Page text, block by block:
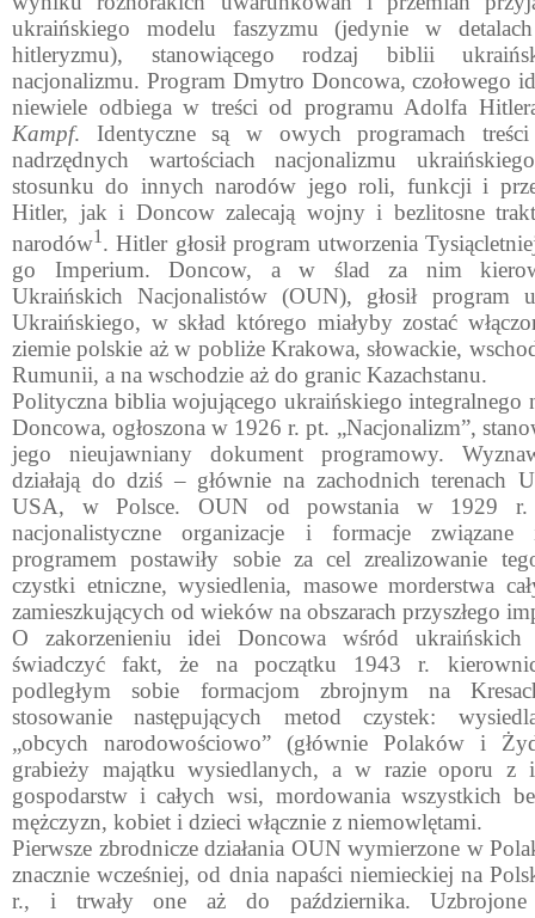
ukraińskiego modelu faszyzmu (jedynie w
hitleryzmu), stanowiącego rodzaj biblii
nacjonalizmu. Program Dmytro Doncowa, czołowego
niewiele odbiega w treści od programu Adolfa
Kampf. Identyczne są w owych programach
nadrzędnych wartościach nacjonalizmu
stosunku do innych narodów jego roli, funkcji i
Hitler, jak i Doncow zalecają wojny i bezlitosne
narodów1. Hitler głosił program utworzenia
go Imperium. Doncow, a w ślad za nim
Ukraińskich Nacjonalistów (OUN), głosił program
Ukraińskiego, w skład którego miałyby zostać
ziemie polskie aż w pobliże Krakowa, słowackie,
Rumunii, a na wschodzie aż do granic Kazachstanu.
Polityczna biblia wojującego ukraińskiego integralnego
Doncowa, ogłoszona w 1926 r. pt. „Nacjonalizm”,
jego nieujawniany dokument programowy.
działają do dziś – głównie na zachodnich terenach
USA, w Polsce. OUN od powstania w 1929 r.
nacjonalistyczne or­ganizacje i formacje
programem postawiły sobie za cel zrealizowanie
czystki etniczne, wysiedlenia, masowe morderstwa
zamieszkujących od wieków na obszarach przyszłego
O zakorzenieniu idei Doncowa wśród ukraińskich
świadczyć fakt, że na początku 1943 r.
podległym sobie formacjom zbrojnym na
stosowanie następujących metod czystek:
„obcych narodowościowo” (głównie Polaków i
grabieży majątku wysiedlanych, a w razie oporu z
gospodarstw i całych wsi, mordowania wszystkich
mężczyzn, kobiet i dzieci włącznie z niemowlętami.
Pierwsze zbrodnicze działania OUN wymierzone w
znacznie wcześniej, od dnia napaści niemieckiej na
r., i trwały one aż do października. Uzbrojone